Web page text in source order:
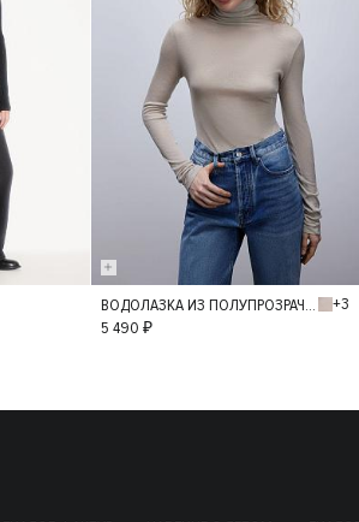
M
ВОДОЛАЗКА ИЗ ПОЛУПРОЗРАЧНОГО ТРИКОТАЖА
+3
5 490 ₽